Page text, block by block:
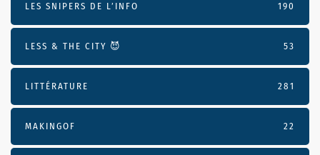
LES SNIPERS DE L’INFO 190
LESS & THE CITY 😈 53
LITTÉRATURE 281
MAKINGOF 22